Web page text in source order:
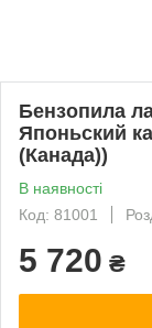
Бензопила
Японьский
(Канада))
В наявності
Код: 81001
5 720 ₴